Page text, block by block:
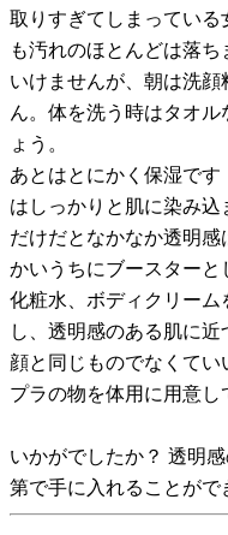
取りすぎてしまってい
も汚れのほとんどは落
いけませんが、朝は洗
ん。体を洗う時はタオ
ょう。
あとはとにかく保湿で
はしっかりと肌に染み
だけだとなかなか透明
かいうちにブースターと
化粧水、ボディクリー
し、透明感のある肌に
顔と同じものでなくて
プラの物を体用に用意し
いかがでしたか？ 透明
第で手に入れることがで